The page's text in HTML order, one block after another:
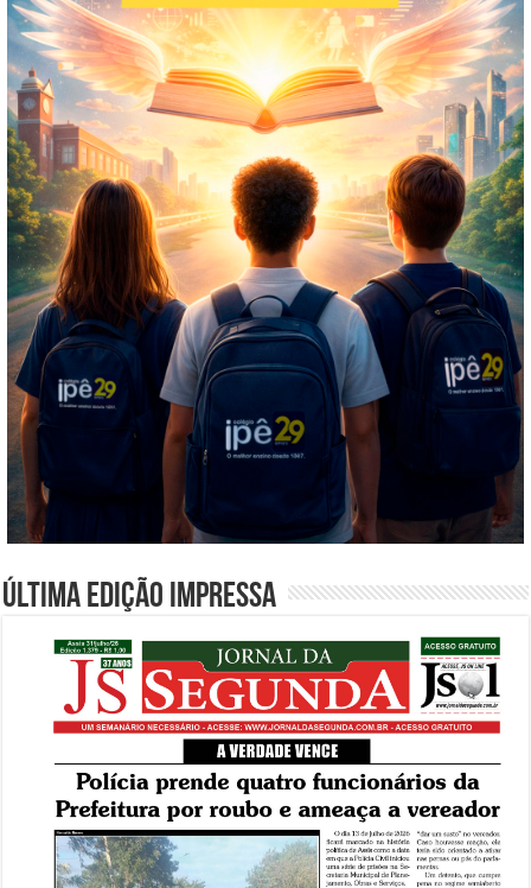
Última edição impressa